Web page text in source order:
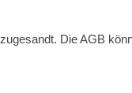
Die AGB